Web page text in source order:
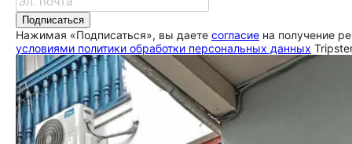
Подписаться
Нажимая «Подписаться», вы даете согласие на получение
условиями политики обработки персональных данных